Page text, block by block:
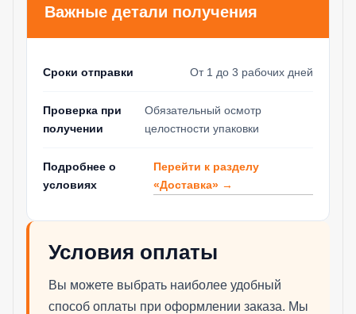
Важные детали получения
Сроки отправки От 1 до 3 рабочих дней
Проверка при
получении
Обязательный осмотр
целостности упаковки
Подробнее о
условиях
Перейти к разделу
«Доставка» →
Условия оплаты
Вы можете выбрать наиболее удобный
способ оплаты при оформлении заказа. Мы